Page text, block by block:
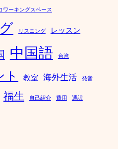
ワーキングスペース
リスニング レッスン
中国語 台湾
教室 海外生活 発音
福生 自己紹介 費用 通訳